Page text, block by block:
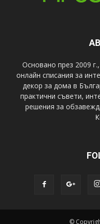
Основано през 2009
онлайн списания за
декор за дома в
практични съвети,
решения за
©